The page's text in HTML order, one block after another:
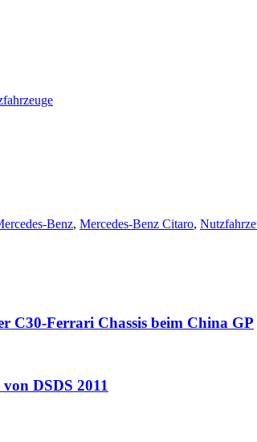
Benz, Mercedes-Benz Citaro,
C30-Ferrari Chassis beim China GP
DSDS 2011